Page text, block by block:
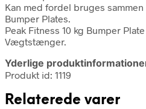
Kan med fordel bruges
Bumper Plates.
Peak Fitness 10 kg Bumper
Vægtstænger.
Yderlige
Produkt id: 1119
Relaterede varer